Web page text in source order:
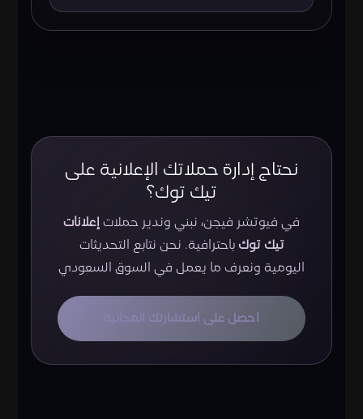
نحتاج إدارة حملاتك الإعلانية على
تيك توك؟
في فيوتشر فيجن، نبني وندير حملات إعلانات
تيك توك باحترافية. نحن نتابع التحديثات
اليومية ونعرف ما يعمل في السوق السعودي
احصل على استشارتك المجانية